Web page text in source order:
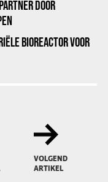
DOOR
BIOREACTOR VOOR
VOLGEND
ARTIKEL